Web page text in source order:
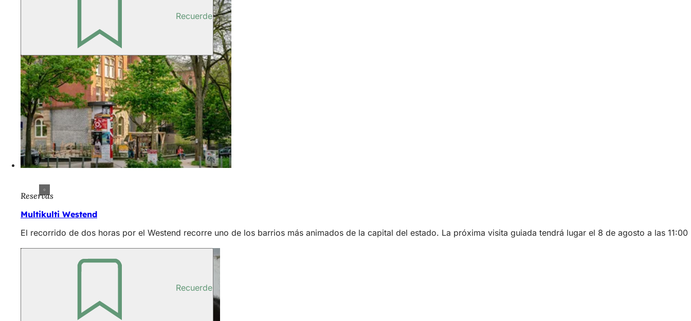
Recuerde
Reservas
Multikulti Westend
El recorrido de dos horas por el Westend recorre uno de los barrios más animados de la capital del estado. La próxima visita guiada tendrá lugar el 8 de agosto a las 11:00
Recuerde